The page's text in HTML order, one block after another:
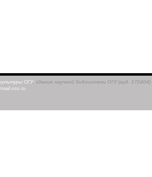
ОГУ, здание научной библиотеки ОГУ (ауд. 170404)